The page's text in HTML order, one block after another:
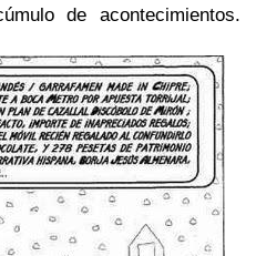
de acontecimientos.